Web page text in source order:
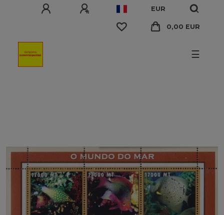
EUR
0,00 EUR
☰